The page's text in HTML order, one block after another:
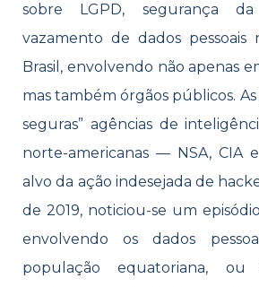
sobre LGPD, segurança
vazamento de dados
Brasil, envolvendo não apenas
mas também órgãos públicos. As
seguras” agências de
norte-americanas — NSA, CIA
alvo da ação indesejada de
de 2019, noticiou-se um
envolvendo os dados
população equatoriana,